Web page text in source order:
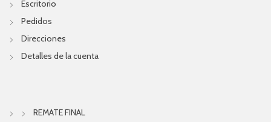
Escritorio
Pedidos
Direcciones
Detalles de la cuenta
REMATE FINAL